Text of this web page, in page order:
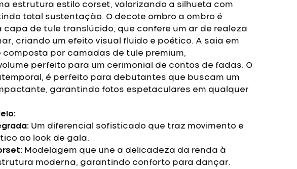
estrutura estilo corset, valorizando a silhueta com
total sustentação. O decote ombro a ombro é
capa de tule translúcido, que confere um ar de realeza
criando um efeito visual fluido e poético. A saia em
por camadas de tule premium,
perfeito para um cerimonial de contos de fadas. O
é perfeito para debutantes que buscam um
garantindo fotos espetaculares em qualquer
Um diferencial sofisticado que traz movimento e
ao look de gala.
Modelagem que une a delicadeza da renda à
moderna, garantindo conforto para dançar.